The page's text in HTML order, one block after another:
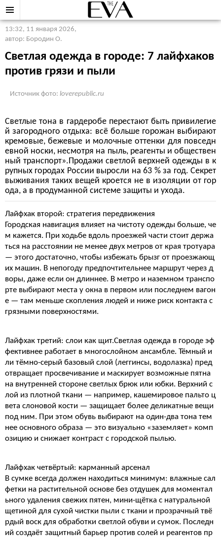
13:32, 11 января 2026,
автор: Бородин О.
Светлая одежда в городе: 7 лайфхаков
против грязи и пыли
Источник фото: loverepublic.ru
Светлые тона в гардеробе перестают быть привилегие
й загородного отдыха: всё больше горожан выбирают
кремовые, бежевые и молочные оттенки для повседн
евной носки, несмотря на пыль, реагенты и обществен
ный транспорт».Продажи светлой верхней одежды в к
рупных городах России выросли на 63 % за год. Секрет
выживания таких вещей кроется не в изоляции от гор
ода, а в продуманной системе защиты и ухода.
Лайфхак второй: стратегия передвижения
Городская навигация влияет на чистоту одежды больше, че
м кажется. При ходьбе вдоль проезжей части стоит держа
ться на расстоянии не менее двух метров от края тротуара
— этого достаточно, чтобы избежать брызг от проезжающ
их машин. В непогоду предпочтительнее маршрут через д
воры, даже если он длиннее. В метро и наземном транспо
рте выбирают места у окна в первом или последнем вагон
е — там меньше скопления людей и ниже риск контакта с
грязными поверхностями.
Лайфхак третий: слои как щит.Светлая одежда в городе эф
фективнее работает в многослойном ансамбле. Тёмный и
ли тёмно-серый базовый слой (леггинсы, водолазка) пред
отвращает просвечивание и маскирует возможные пятна
на внутренней стороне светлых брюк или юбки. Верхний с
лой из плотной ткани — например, кашемировое пальто ц
вета слоновой кости — защищает более деликатные вещи
под ним. При этом обувь выбирают на один-два тона тем
нее основного образа — это визуально «заземляет» комп
озицию и снижает контраст с городской пылью.
Лайфхак четвёртый: карманный арсенал
В сумке всегда должен находиться минимум: влажные сал
фетки на растительной основе без отдушек для моментал
ьного удаления свежих пятен, мини-щётка с натуральной
щетиной для сухой чистки пыли с ткани и прозрачный твё
рдый воск для обработки светлой обуви и сумок. Последн
ий создаёт защитный барьер против солей и реагентов пр